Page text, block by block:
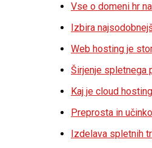
Vse o domeni hr
Izbira
Web hosting je
Širjenje spletnega
Kaj je cloud
Preprosta in
Izdelava spletnih